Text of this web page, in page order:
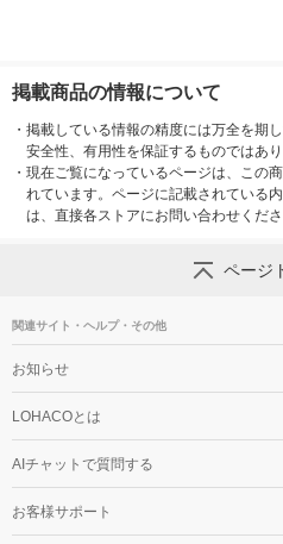
掲載商品の情報について
・ 掲載している情報の精度には万全を期
安全性、有用性を保証するものではあり
・ 現在ご覧になっているページは、この
れています。ページに記載されている
は、直接各ストアにお問い合わせくださ
ページ
関連サイト・ヘルプ・その他
お知らせ
LOHACOとは
AIチャットで質問する
お客様サポート